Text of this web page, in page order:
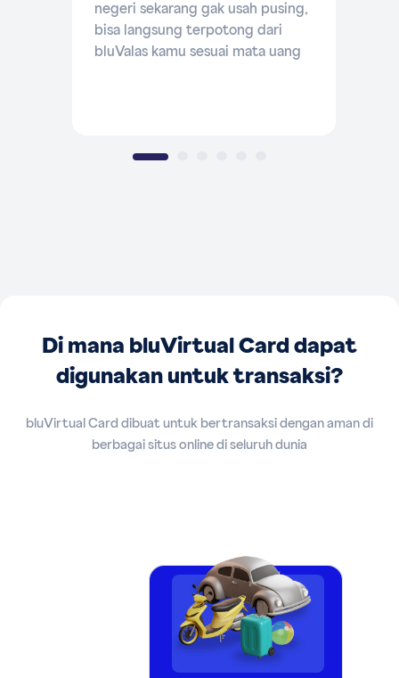
negeri sekarang gak usah pusing,
bisa langsung terpotong dari
bluValas kamu sesuai mata uang
Di mana bluVirtual Card dapat
digunakan untuk transaksi?
bluVirtual Card dibuat untuk bertransaksi dengan aman di
berbagai situs online di seluruh dunia